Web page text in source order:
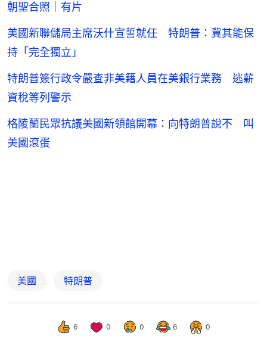
朝聖合照｜有片
美國新聯儲局主席沃什宣誓就任 特朗普：冀其能保
持「完全獨立」
特朗普簽行政令嚴查非美籍人員在美銀行業務 逃薪
資稅等列警示
格陵蘭民眾抗議美國新領館開幕：向特朗普說不 叫
美國滾蛋
美國 特朗普
6 0 0 6 0